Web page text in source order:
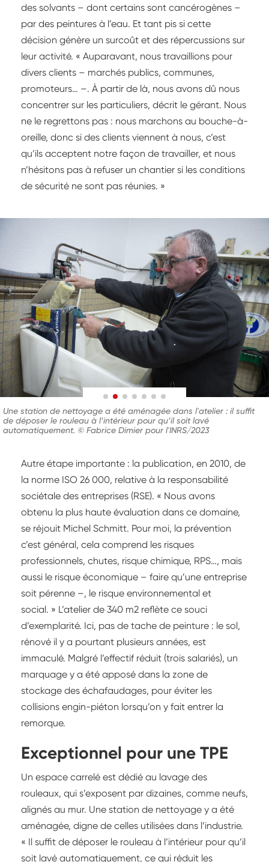
des solvants – dont certains sont cancérogènes –
par des peintures à l’eau. Et tant pis si cette
décision génère un surcoût et des répercussions sur
leur activité. « Auparavant, nous travaillions pour
divers clients – marchés publics, communes,
promoteurs… –. À partir de là, nous avons dû nous
concentrer sur les particuliers, décrit le gérant. Nous
ne le regrettons pas : nous marchons au bouche-à-
oreille, donc si des clients viennent à nous, c’est
qu’ils acceptent notre façon de travailler, et nous
n’hésitons pas à refuser un chantier si les conditions
de sécurité ne sont pas réunies. »
Une station de nettoyage a été aménagée dans l'atelier : il suffit
de déposer le rouleau à l’intérieur pour qu’il soit lavé
automatiquement. © Fabrice Dimier pour l'INRS/2023
Autre étape importante : la publication, en 2010, de
la norme ISO 26 000, relative à la responsabilité
sociétale des entreprises (RSE). « Nous avons
obtenu la plus haute évaluation dans ce domaine,
se réjouit Michel Schmitt. Pour moi, la prévention
c’est général, cela comprend les risques
professionnels, chutes, risque chimique, RPS…, mais
aussi le risque économique – faire qu’une entreprise
soit pérenne –, le risque environnemental et
social. » L’atelier de 340 m2 reflète ce souci
d’exemplarité. Ici, pas de tache de peinture : le sol,
rénové il y a pourtant plusieurs années, est
immaculé. Malgré l’effectif réduit (trois salariés), un
marquage y a été apposé dans la zone de
stockage des échafaudages, pour éviter les
collisions engin-piéton lorsqu’on y fait entrer la
remorque.
Exceptionnel pour une TPE
Un espace carrelé est dédié au lavage des
rouleaux, qui s’exposent par dizaines, comme neufs,
alignés au mur. Une station de nettoyage y a été
aménagée, digne de celles utilisées dans l’industrie.
« Il suffit de déposer le rouleau à l’intérieur pour qu’il
soit lavé automatiquement, ce qui réduit les